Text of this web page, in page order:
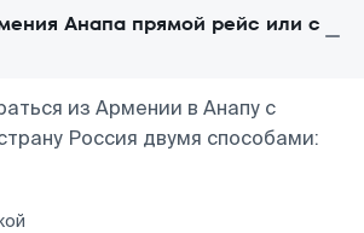
Анапа прямой рейс или с
из Армении в Анапу с
Россия двумя способами: